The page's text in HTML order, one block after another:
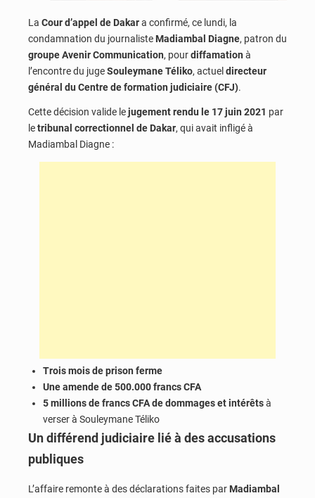
La Cour d’appel de Dakara confirmé, ce lundi, la
condamnation du journaliste Madiambal Diagne, patron du
groupe Avenir Communication, pourdiffamation à
l’encontre du jugeSouleymane Téliko, actueldirecteur
général du Centre de formation judiciaire (CFJ).
Cette décision valide lejugement rendu le 17 juin 2021 par
letribunal correctionnel de Dakar, qui avait infligé à
Madiambal Diagne :
Trois mois de prison ferme
Une amende de 500.000 francs CFA
5 millions de francs CFA de dommages et intérêtsà
verser à Souleymane Téliko
Un différend judiciaire lié à des accusations
publiques
L’affaire remonte à des déclarations faites par Madiambal